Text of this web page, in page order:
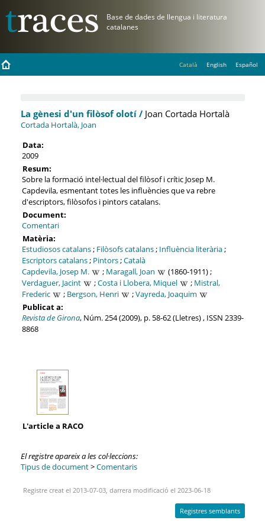
Català English Español
La gènesi d'un filòsof olotí /Joan Cortada Hortalà
Cortada Hortalà, Joan
Data:
2009
Resum:
Sobre la formació intel·lectual del filòsof i crític Josep M.
Capdevila, esmentant totes les influències que va rebre
d'escriptors, filòsofos i pintors catalans.
Document:
Comentari
Matèria:
Estudiosos catalans; Filòsofs catalans; Influència literària;
Escriptors catalans; Pintors;Català
Capdevila, Josep M.
; Maragall, Joan
(1860-1911) ;
Verdaguer, Jacint
;Costa i Llobera, Miquel ; Mistral,
Frederic
; Bergson, Henri ;Vayreda, Joaquim
Publicat a:
Revista de Girona, Núm. 254 (2009), p. 58-62 (Lletres) , ISSN 2339-
8868
L'article a RACO
El registre apareix a les col·leccions:
Tipus de document>Comentaris
Registre creat el 2013-07-03, darrera modificació el 2023-06-18
Registres semblants